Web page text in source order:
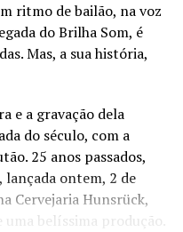
ritmo de bailão, na voz
do Brilha Som, é
Mas, a sua história,
e a gravação dela
do século, com a
25 anos passados,
lançada ontem, 2 de
Cervejaria Hunsrück,
belíssima produção.